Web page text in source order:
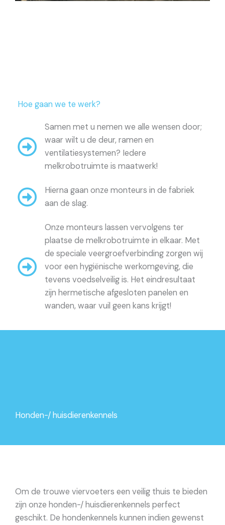
Hoe gaan we te werk?
Samen met u nemen we alle wensen door;
waar wilt u de deur, ramen en
ventilatiesystemen? Iedere
melkrobotruimte is maatwerk!
Hierna gaan onze monteurs in de fabriek
aan de slag.
Onze monteurs lassen vervolgens ter
plaatse de melkrobotruimte in elkaar. Met
de speciale veergroefverbinding zorgen wij
voor een hygiënische werkomgeving, die
tevens voedselveilig is. Het eindresultaat
zijn hermetische afgesloten panelen en
wanden, waar vuil geen kans krijgt!
Honden-/ huisdierenkennels
Om de trouwe viervoeters een veilig thuis te bieden
zijn onze honden-/ huisdierenkennels perfect
geschikt. De hondenkennels kunnen indien gewenst